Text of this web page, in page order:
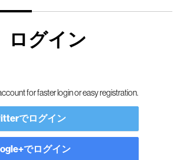
ログイン
for faster login or easy registration.
でログイン
でログイン